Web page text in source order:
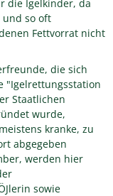
die Igelkinder, da
so oft
Fettvorrat nicht
die sich
"Igelrettungsstation
Staatlichen
wurde,
kranke, zu
abgegeben
werden hier
sowie